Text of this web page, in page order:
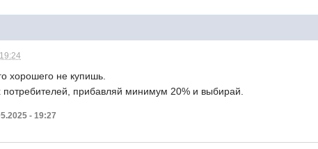
хорошего не купишь.
прибавляй минимум 20% и выбирай.
- 19:27